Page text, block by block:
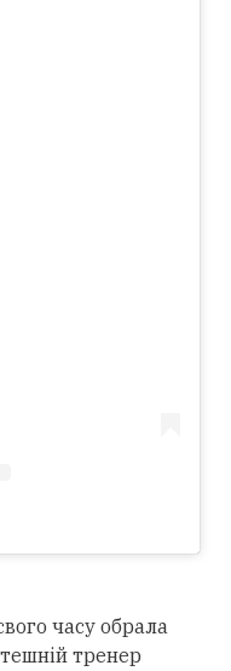
часу обрала
тренер